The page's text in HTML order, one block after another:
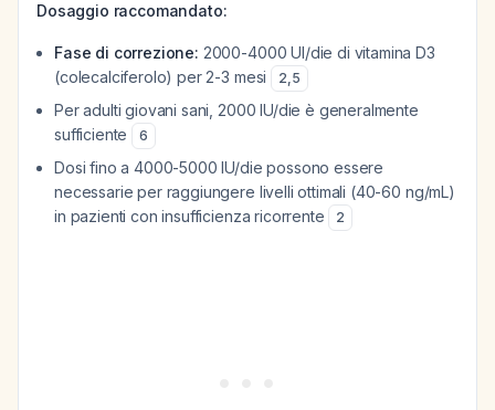
Dosaggio raccomandato:
Fase di correzione: 2000-4000 UI/die di vitamina D3
(colecalciferolo) per 2-3 mesi
2,5
Per adulti giovani sani, 2000 IU/die è generalmente
sufficiente
6
Dosi fino a 4000-5000 IU/die possono essere
necessarie per raggiungere livelli ottimali (40-60 ng/mL)
in pazienti con insufficienza ricorrente
2